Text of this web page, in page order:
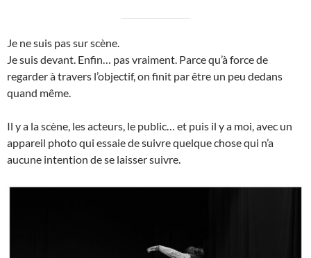
Je ne suis pas sur scène.
Je suis devant. Enfin… pas vraiment. Parce qu’à force de
regarder à travers l’objectif, on finit par être un peu dedans
quand même.
Il y a la scène, les acteurs, le public… et puis il y a moi, avec un
appareil photo qui essaie de suivre quelque chose qui n’a
aucune intention de se laisser suivre.